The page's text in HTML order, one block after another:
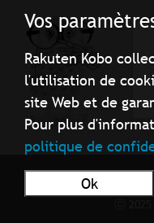
Vos
Rakuten Kobo
l'utilisation de
site Web et de
Pour plus
politique de
Ok
Conditions d'utilisation